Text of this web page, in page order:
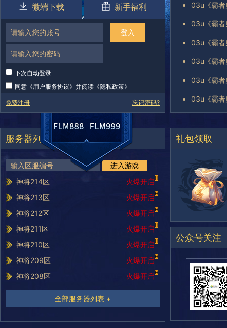
微端下载 新手福利
登入
下次自动登录
同意《用户服务协议》并阅读《隐私政策》
免费注册 忘记密码?
服务器列表
进入游戏
神将214区
火爆开启H
神将213区 火爆开启H
神将212区 火爆开启H
神将211区 火爆开启H
神将210区 火爆开启H
神将209区 火爆开启H
神将208区 火爆开启H
全部服务器列表 +
03u《霸者
礼包领取
公众号关注